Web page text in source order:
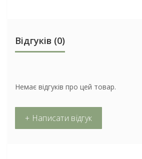
Відгуків (0)
Немає відгуків про цей товар.
+ Написати відгук